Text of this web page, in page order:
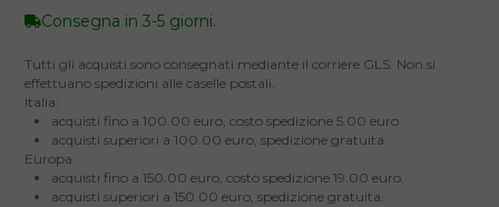
Consegna in 3-5 giorni.
Tutti gli acquisti sono consegnati mediante il corriere GLS. Non si
effettuano spedizioni alle caselle postali.
Italia:
acquisti fino a 100.00 euro, costo spedizione 5.00 euro.
acquisti superiori a 100.00 euro, spedizione gratuita.
Europa:
acquisti fino a 150.00 euro, costo spedizione 19.00 euro.
acquisti superiori a 150.00 euro, spedizione gratuita.